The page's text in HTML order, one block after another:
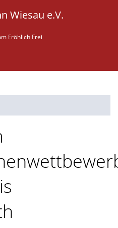
Wiesau e.V.
Fröhlich Frei